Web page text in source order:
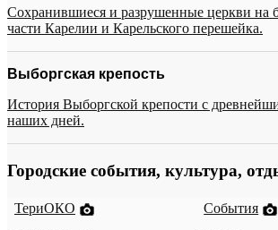
Сохранившиеся и разрушенные церкви на
части Карелии и Карельского перешейка.
Выборгская крепость
История Выборгской крепости с
наших дней.
Городские события, культура,
ТериОКО
События